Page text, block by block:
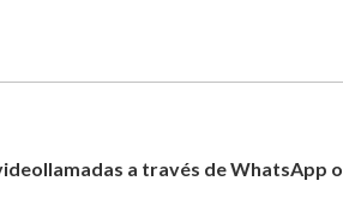
a través de WhatsApp o